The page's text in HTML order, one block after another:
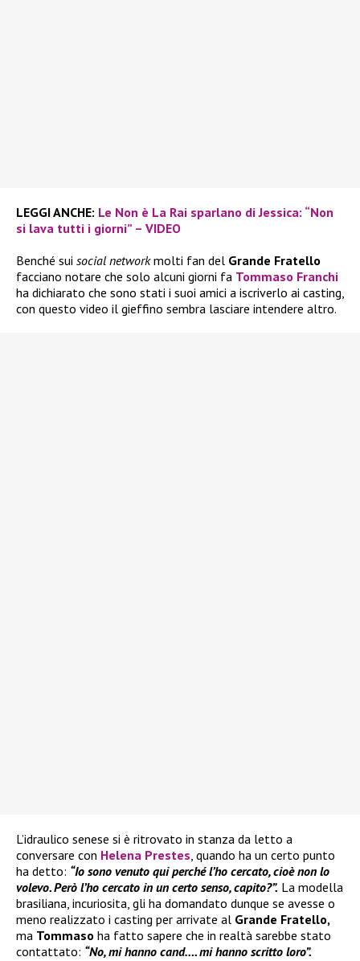
LEGGI ANCHE: Le Non è La Rai sparlano di Jessica: “Non
si lava tutti i giorni” – VIDEO
Benché sui social networkmolti fan del Grande Fratello
facciano notare che solo alcuni giorni fa Tommaso Franchi
ha dichiarato che sono stati i suoi amici a iscriverlo ai casting,
con questo video il gieffino sembra lasciare intendere altro.
L’idraulico senese si è ritrovato in stanza da letto a
conversare con Helena Prestes, quando ha un certo punto
ha detto: “Io sono venuto qui perché l’ho cercato, cioè non lo
volevo. Però l’ho cercato in un certo senso, capito?”. La modella
brasiliana, incuriosita, gli ha domandato dunque se avesse o
meno realizzato i casting per arrivate al Grande Fratello,
ma Tommaso ha fatto sapere che in realtà sarebbe stato
contattato: “No, mi hanno cand…. mi hanno scritto loro”.